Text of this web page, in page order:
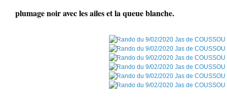
plumage noir avec les ailes et la queue blanche.